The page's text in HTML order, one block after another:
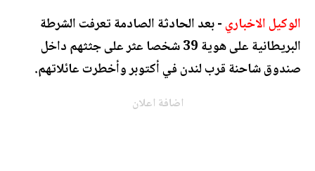
الوكيل الاخباري- بعد الحادثة الصادمة تعرفت الشرطة
البريطانية على هوية 39 شخصا عثر على جثثهم داخل
صندوق شاحنة قرب لندن في أكتوبر وأخطرت عائلاتهم.
اضافة اعلان